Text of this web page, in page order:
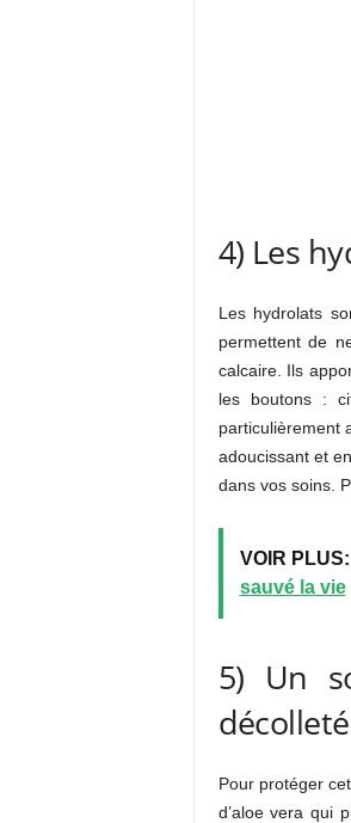
4) Les
Les hydrolats
permettent de
calcaire. Ils
les boutons :
particulièrement
adoucissant et
dans vos soins.
VOIR PLUS:
sauvé la vie
5) Un
décolleté
Pour protéger
d’aloe vera qui